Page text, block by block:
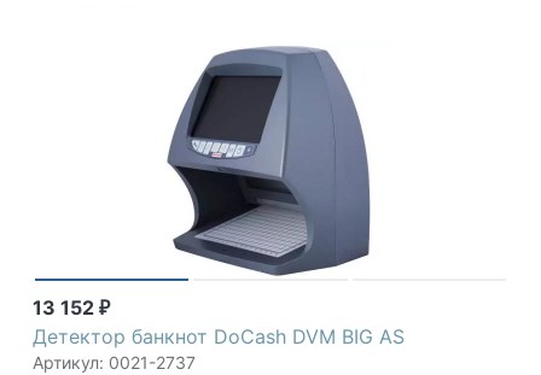
13 152 ₽
Детектор банкнот DoCash DVM BIG AS
Артикул: 0021-2737